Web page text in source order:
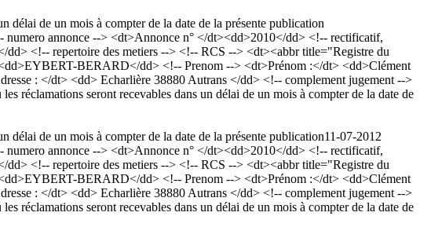
délai de un mois à compter de la date de la présente publication
annonce --> <dt>Annonce n° </dt><dd>2010</dd> <!-- rectificatif,
<!-- repertoire des metiers --> <!-- RCS --> <dt><abbr title="Registre du
BERARD</dd> <!-- Prenom --> <dt>Prénom :</dt> <dd>Clément
: </dt> <dd> Echarlière 38880 Autrans </dd> <!-- complement jugement -->
réclamations seront recevables dans un délai de un mois à compter de la date de
délai de un mois à compter de la date de la présente publication11-07-2012
annonce --> <dt>Annonce n° </dt><dd>2010</dd> <!-- rectificatif,
<!-- repertoire des metiers --> <!-- RCS --> <dt><abbr title="Registre du
BERARD</dd> <!-- Prenom --> <dt>Prénom :</dt> <dd>Clément
: </dt> <dd> Echarlière 38880 Autrans </dd> <!-- complement jugement -->
réclamations seront recevables dans un délai de un mois à compter de la date de